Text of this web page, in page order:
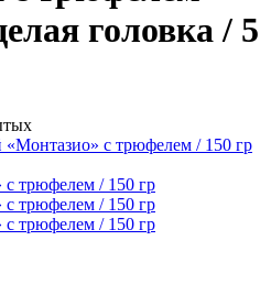
головка / 5